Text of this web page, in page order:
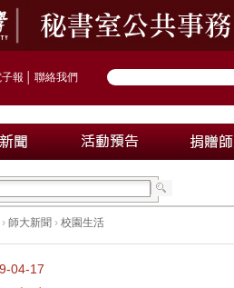
子報 聯絡我們
› 師大新聞 › 校園生活
04-17